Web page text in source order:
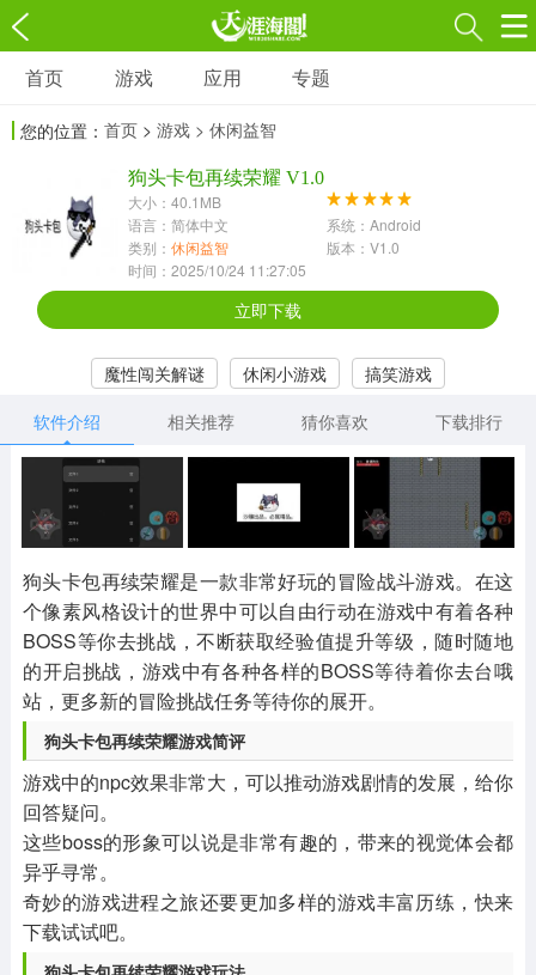
游戏
3697款应用
1597款应用
休闲益智
13387款应用
2196款应用
1072款应用
418款应用
568款应用
音乐舞蹈
269款应用
515款应用
其他
1654款应用
游戏助手
515款应用
MOD游戏
1056款应用
首页 游戏 应用 专题
您的位置： 首页 > 游戏 > 休闲益智
狗头卡包再续荣耀 V1.0
大小：40.1MB
语言：简体中文
系统：Android
类别： 休闲益智
版本：V1.0
时间：2025/10/24 11:27:05
立即下载
魔性闯关解谜 休闲小游戏
搞笑游戏
软件介绍
相关推荐 猜你喜欢 下载排行
狗头卡包再续荣耀是一款非常好玩的冒险战斗游戏。在这
个像素风格设计的世界中可以自由行动在游戏中有着各种
BOSS等你去挑战，不断获取经验值提升等级，随时随地
的开启挑战，游戏中有各种各样的BOSS等待着你去台哦
站，更多新的冒险挑战任务等待你的展开。
狗头卡包再续荣耀游戏简评
游戏中的npc效果非常大，可以推动游戏剧情的发展，给你
回答疑问。
这些boss的形象可以说是非常有趣的，带来的视觉体会都
异乎寻常。
奇妙的游戏进程之旅还要更加多样的游戏丰富历练，快来
下载试试吧。